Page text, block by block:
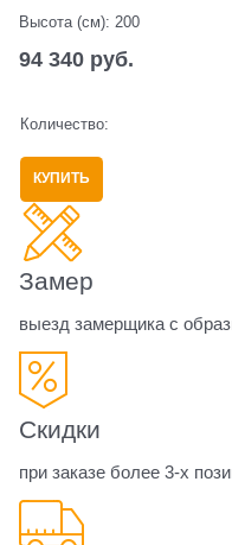
Высота (см): 200
94 340 руб.
Количество:
КУПИТЬ
Замер
выезд замерщика с
Скидки
при заказе более 3-х